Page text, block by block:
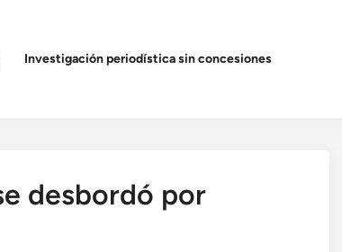
Investigación periodística sin concesiones
desbordó por